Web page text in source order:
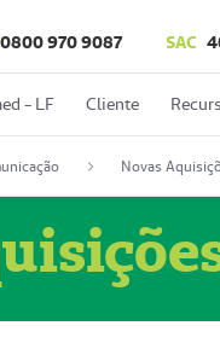
0800 970 9087 SAC
- LF Cliente
Novas